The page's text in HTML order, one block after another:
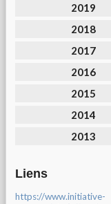
2019
2018
2017
2016
2015
2014
2013
Liens
https://www.initiative-